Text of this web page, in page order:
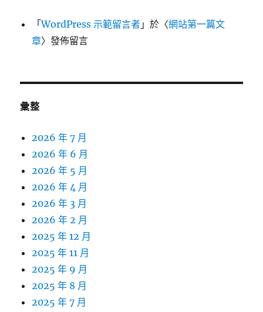
「WordPress 示範留言者 」於〈網站第一篇文
章〉發佈留言
彙整
2026 年 7 月
2026 年 6 月
2026 年 5 月
2026 年 4 月
2026 年 3 月
2026 年 2 月
2025 年 12 月
2025 年 11 月
2025 年 9 月
2025 年 8 月
2025 年 7 月